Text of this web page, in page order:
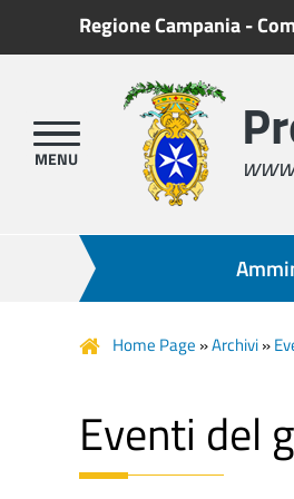
Regione Campania-
Home Page »Archivi»
Eventi del